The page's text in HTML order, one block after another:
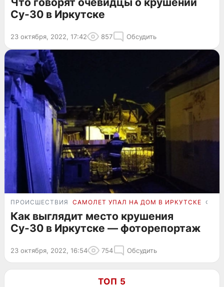
Су-30 в Иркутске
23 октября, 2022, 17:42 857 Обсудить
ПРОИСШЕСТВИЯ САМОЛЕТ УПАЛ НА ДОМ В ИРКУТСКЕ
Как выглядит место крушения
Су-30 в Иркутске — фоторепортаж
23 октября, 2022, 16:54 754 Обсудить
ТОП 5